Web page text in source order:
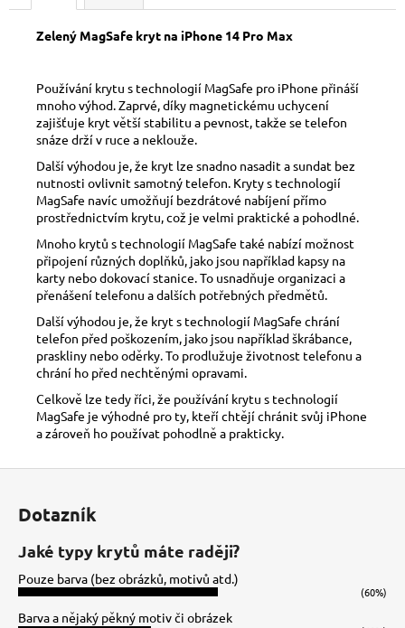
Zelený MagSafe kryt na iPhone 14 Pro Max
Používání krytu s technologií MagSafe pro iPhone přináší
mnoho výhod. Zaprvé, díky magnetickému uchycení
zajišťuje kryt větší stabilitu a pevnost, takže se telefon
snáze drží v ruce a neklouže.
Další výhodou je, že kryt lze snadno nasadit a sundat bez
nutnosti ovlivnit samotný telefon. Kryty s technologií
MagSafe navíc umožňují bezdrátové nabíjení přímo
prostřednictvím krytu, což je velmi praktické a pohodlné.
Mnoho krytů s technologií MagSafe také nabízí možnost
připojení různých doplňků, jako jsou například kapsy na
karty nebo dokovací stanice. To usnadňuje organizaci a
přenášení telefonu a dalších potřebných předmětů.
Další výhodou je, že kryt s technologií MagSafe chrání
telefon před poškozením, jako jsou například škrábance,
praskliny nebo oděrky. To prodlužuje životnost telefonu a
chrání ho před nechtěnými opravami.
Celkově lze tedy říci, že používání krytu s technologií
MagSafe je výhodné pro ty, kteří chtějí chránit svůj iPhone
a zároveň ho používat pohodlně a prakticky.
j
Dotazník
Jaké typy krytů máte raději?
Pouze barva (bez obrázků, motivů atd.)
(60%)
Barva a nějaký pěkný motiv či obrázek